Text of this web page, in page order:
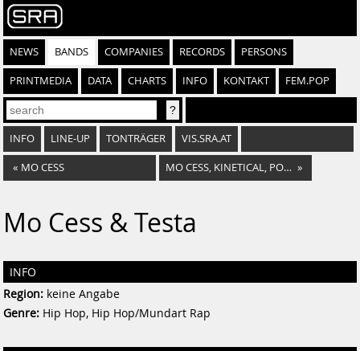
NEWS BANDS COMPANIES RECORDS PERSONS
PRINTMEDIA DATA CHARTS INFO KONTAKT FEM.POP
INFO LINE-UP TONTRÄGER VIS.SRA.AT
« MO CESS MO CESS, KINETICAL, POLIFAME, YO!ZEPP, MOSCH, P.TAH, KLAUS RUN, .... »
Mo Cess & Testa
INFO
Region: keine Angabe
Genre: Hip Hop, Hip Hop/Mundart Rap